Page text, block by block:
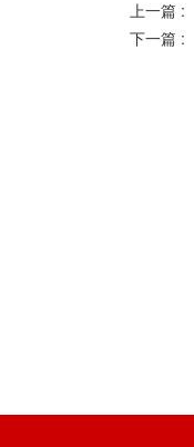
上一篇 :
下一篇 :